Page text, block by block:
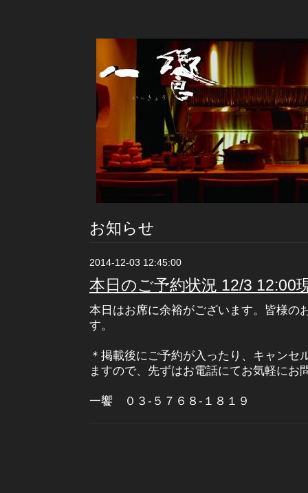
お知らせ
2014-12-03 12:45:00
本日のご予約状況 12/3
本日はお席に余裕がございます。皆様の
す。
＊掲載後にご予約が入ったり、キャンセ
ますので、先ずはお電話にてお気軽にお
一饗 ０３-５７６８-１８１９